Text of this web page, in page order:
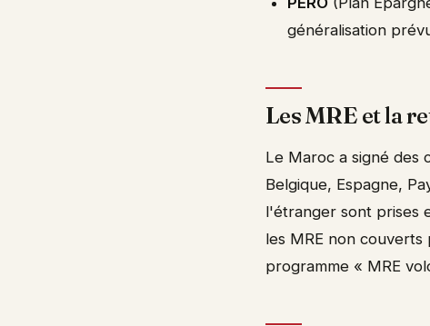
généralisation
Les MRE et la
Le Maroc a signé des
Belgique, Espagne,
l'étranger sont prises
les MRE non
programme « MRE